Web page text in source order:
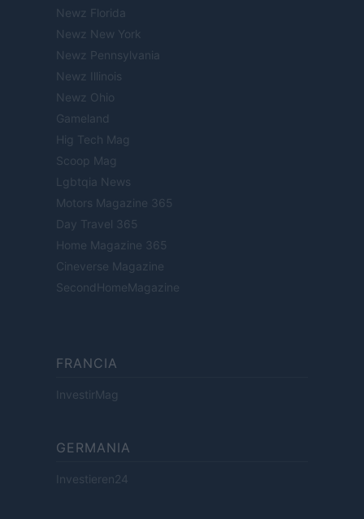
Newz Florida
Newz New York
Newz Pennsylvania
Newz Illinois
Newz Ohio
Gameland
Hig Tech Mag
Scoop Mag
Lgbtqia News
Motors Magazine 365
Day Travel 365
Home Magazine 365
Cineverse Magazine
SecondHomeMagazine
FRANCIA
InvestirMag
GERMANIA
Investieren24